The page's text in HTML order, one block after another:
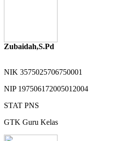
Zubaidah,S.Pd
NIK 3575025706750001
NIP 197506172005012004
STAT PNS
GTK Guru Kelas